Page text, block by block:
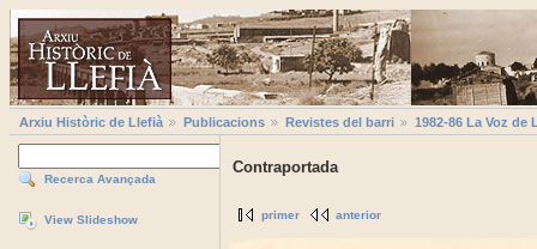
Arxiu Històric de Llefià Publicacions Revistes del barri 1982-86 La Voz de
Recerca Avançada
View Slideshow
Contraportada
primer anterior